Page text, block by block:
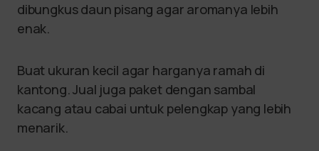
dibungkus daun pisang agar aromanya lebih
enak.
Buat ukuran kecil agar harganya ramah di
kantong. Jual juga paket dengan sambal
kacang atau cabai untuk pelengkap yang lebih
menarik.